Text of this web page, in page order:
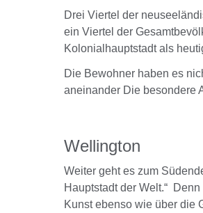
Drei Viertel der
ein Viertel der
Kolonialhauptstadt als
Die Bewohner haben es
aneinander Die besondere
Wellington
Weiter geht es zum
Hauptstadt der Welt.“
Kunst ebenso wie über die